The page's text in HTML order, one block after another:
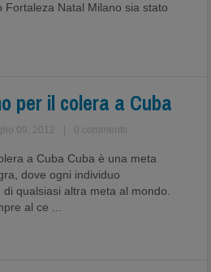
Fortaleza Natal Milano sia stato
per il colera a Cuba
09, 2012 0 comments
a Cuba Cuba è una meta
dove ogni individuo
qualsiasi altra meta al mondo.
al ce ...